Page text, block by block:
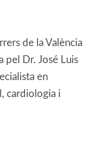
de la València
pel Dr. José Luis
en
cardiologia i